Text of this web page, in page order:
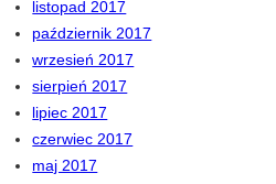
listopad 2017
październik 2017
wrzesień 2017
sierpień 2017
lipiec 2017
czerwiec 2017
maj 2017